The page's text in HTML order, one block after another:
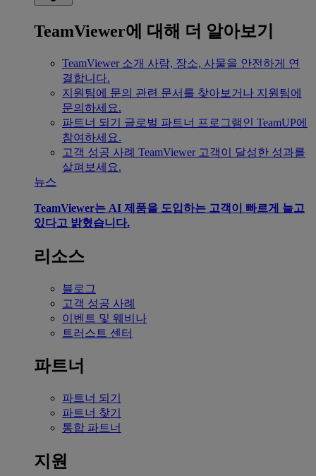
TeamViewer에 대해 더 알아보기
TeamViewer 소개 사람, 장소, 사물을 안전하게 연
결합니다.
지원팀에 문의 관련 문서를 찾아보거나 지원팀에
문의하세요.
파트너 되기
글로벌 파트너 프로그램인 TeamUP에
참여하세요.
고객 성공 사례 TeamViewer 고객이 달성한 성과를
살펴보세요.
뉴스
TeamViewer는 AI 제품을 도입하는 고객이 빠르게 늘고
있다고 밝혔습니다.
리소스
블로그
고객 성공 사례
이벤트 및 웨비나
트러스트 센터
파트너
파트너 되기
파트너 찾기
통합 파트너
지원